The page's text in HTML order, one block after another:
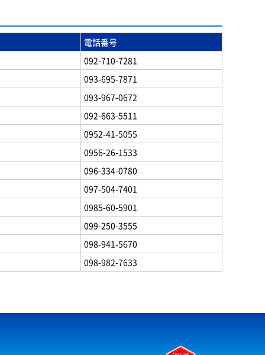
電話番号
092-710-7281
093-695-7871
093-967-0672
092-663-5511
0952-41-5055
0956-26-1533
096-334-0780
097-504-7401
0985-60-5901
099-250-3555
098-941-5670
098-982-7633